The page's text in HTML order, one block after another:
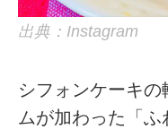
出典：Instagram
シフォンケーキ
ムが加わった「